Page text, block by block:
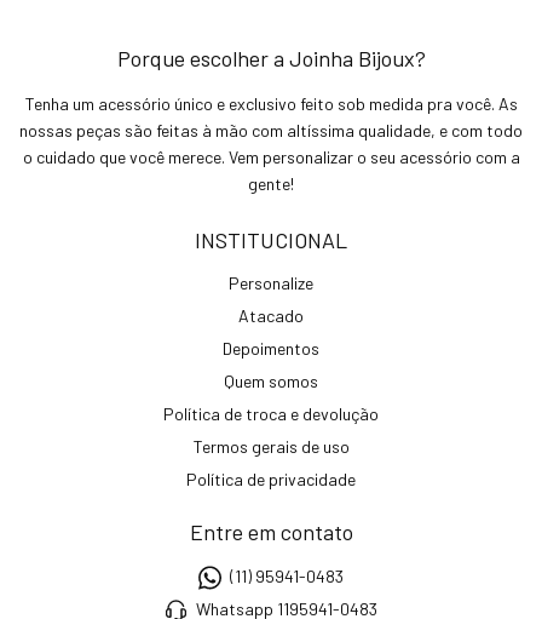
Porque escolher a Joinha Bijoux?
Tenha um acessório único e exclusivo feito sob medida pra você. As
nossas peças são feitas à mão com altíssima qualidade, e com todo
o cuidado que você merece. Vem personalizar o seu acessório com a
gente!
INSTITUCIONAL
Personalize
Atacado
Depoimentos
Quem somos
Política de troca e devolução
Termos gerais de uso
Política de privacidade
Entre em contato
(11) 95941-0483
Whatsapp 1195941-0483